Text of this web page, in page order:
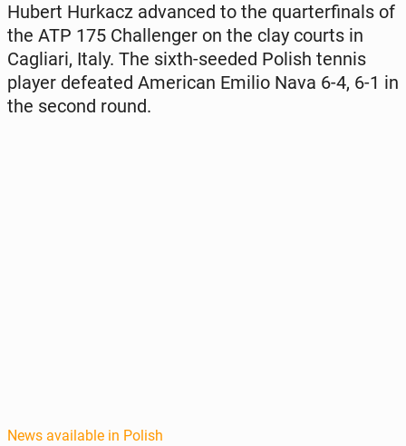
Hubert Hurkacz ad­vanced to the quar­ter­fi­nals of
the ATP 175 Chal­lenger on the clay courts in
Cagliari, Italy. The sixth-seeded Polish tennis
player de­feat­ed Amer­i­can Emilio Nava 6-4, 6-1 in
the second round.
News available in Polish